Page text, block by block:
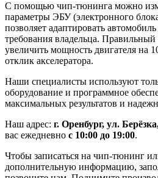
С помощью чип-тюнинга можно
параметры ЭБУ (электронного
позволяет адаптировать
требования владельца.
увеличить мощность двигателя на
отклик акселератора.
Наши специалисты используют
оборудование и программное
максимальных результатов и
Наш адрес: г. Оренбург, ул.
вас ежедневно с 10:00 до 19:00.
Чтобы записаться на чип-тюнинг
дополнительную информацию,